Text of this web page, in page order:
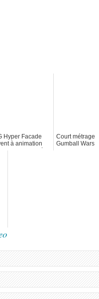
Hyper Facade
à animation
un immeuble à
Court métrage
Gumball Wars